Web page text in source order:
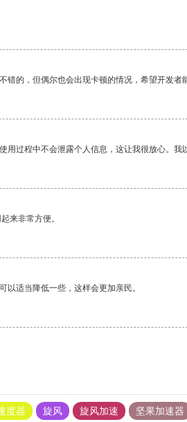
错的，但偶尔也会出现卡顿的情况，希望开发者
用过程中不会泄露个人信息，这让我很放心。
来非常方便。
以适当降低一些，这样会更加亲民。
度器 旋风 旋风加速 坚果加速器